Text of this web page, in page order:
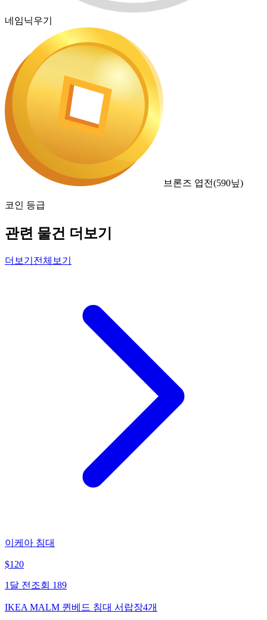
네임닉우기
브론즈 엽전(590닢)
코인 등급
관련 물건 더보기
더보기 전체보기
이케아 침대
$120
1달 전 조회 189
IKEA MALM 퀸베드 침대 서랍장4개